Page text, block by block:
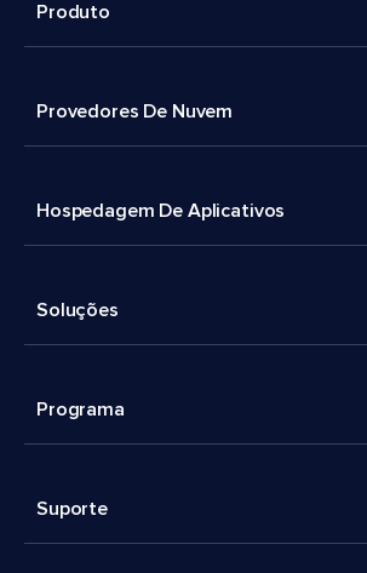
Produto
Provedores De Nuvem
Hospedagem De Aplicativos
Soluções
Programa
Suporte